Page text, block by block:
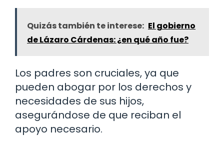
Quizás también te interese: El gobierno
de Lázaro Cárdenas: ¿en qué año fue?
Los padres son cruciales, ya que
pueden abogar por los derechos y
necesidades de sus hijos,
asegurándose de que reciban el
apoyo necesario.